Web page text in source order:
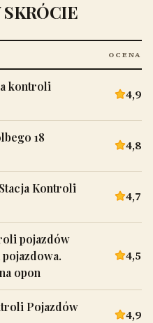
OCENA
kontroli
4,9
18
4,8
Kontroli
4,7
pojazdów
opon
4,5
Pojazdów
4,9